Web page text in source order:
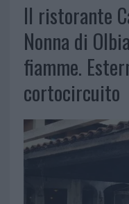
Il ristorante
Nonna di
fiamme.
cortocircuito